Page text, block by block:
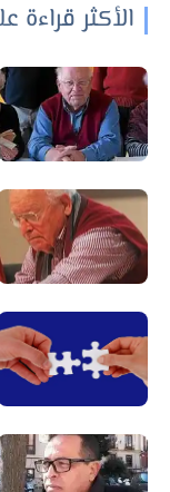
الأكثر قراءة